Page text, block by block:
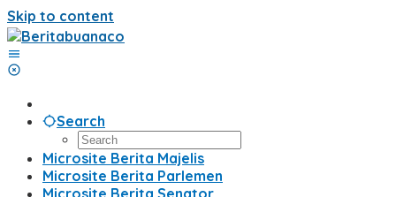
Skip to content
Search
Microsite Berita Majelis
Microsite Berita Parlemen
Microsite Berita Senator